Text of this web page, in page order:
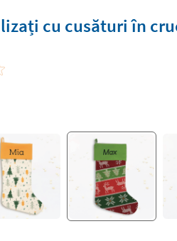
cu cusături în